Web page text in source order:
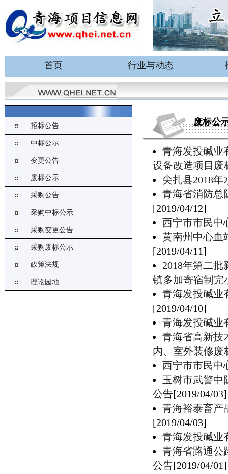
首页 行业与动态
招标公告
中标公示
变更公告
废标公示
采购公告
采购中标公示
采购变更公告
采购废标公示
政策法规
理论园地
废标公
青海发投碱业
设备改造项目废
尖扎县2018
青海省消防总
[2019/04/12]
西宁市市民中
黄南州中心血
[2019/04/11]
2018年第二
镇多加寄宿制完
青海发投碱业
[2019/04/10]
青海发投碱业
青海省高新技
内、室外装修废
西宁市市民中
玉树市武警中
公告[2019/04/03]
青海裕泰畜产
[2019/04/03]
青海发投碱业
青海省路通公
公告[2019/04/01]